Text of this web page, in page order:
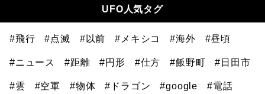
UFO人気タグ
#飛行 #点滅 #以前 #メキシコ #海外 #昼頃
#ニュース #距離 #円形 #仕方 #飯野町 #日田市
#雲 #空軍 #物体 #ドラゴン #google #電話